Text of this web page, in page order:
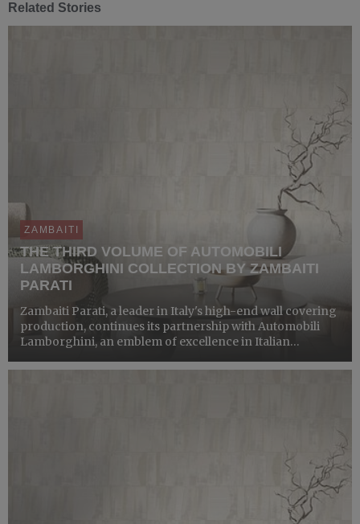
Related Stories
ZAMBAITI
THE THIRD VOLUME OF AUTOMOBILI
LAMBORGHINI COLLECTION BY ZAMBAITI
PARATI
Zambaiti Parati, a leader in Italy's high-end wall covering
production, continues its partnership with Automobili
Lamborghini, an emblem of excellence in Italian
Automobili Lamborghini wallpapers: Vol. III.